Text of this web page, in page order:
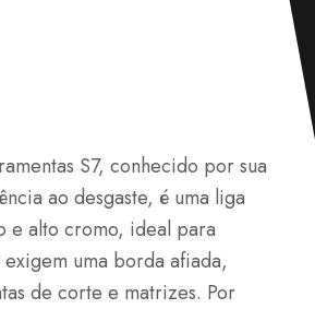
S7, conhecido por sua
ao desgaste, é uma liga
e alto cromo, ideal para
uma borda afiada,
de corte e matrizes. Por